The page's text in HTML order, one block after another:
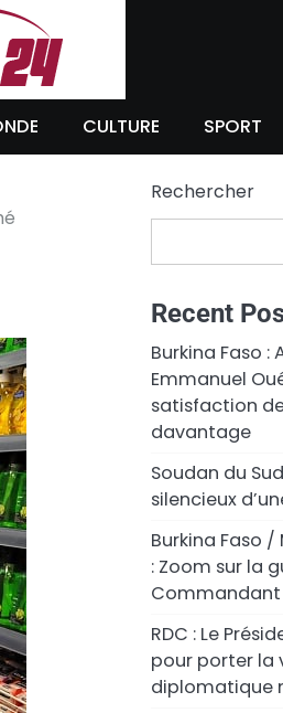
CULTURE SPORT
Rechercher
Recent
Burkina Faso :
Emmanuel
satisfaction
davantage
Soudan du
silencieux
Burkina Faso
: Zoom sur la
Commandant
RDC : Le
pour porter la
diplomatique